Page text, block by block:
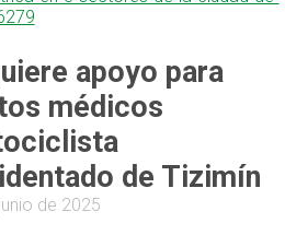
apoyo para
médicos
de Tizimín
de 2025